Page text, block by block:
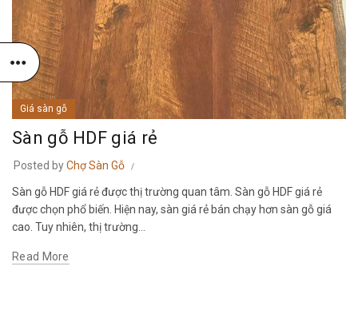
Giá sàn gỗ
Sàn gỗ HDF giá rẻ
Posted byChợ Sàn Gỗ
Sàn gỗ HDF giá rẻ được thị trường quan tâm. Sàn gỗ HDF giá rẻ
được chọn phổ biến. Hiện nay, sàn giá rẻ bán chạy hơn sàn gỗ giá
cao. Tuy nhiên, thị trường...
Read More